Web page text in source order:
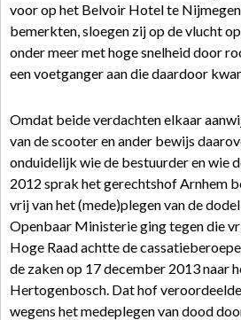
voor op het Belvoir Hotel te
bemerkten, sloegen zij op de vlucht
onder meer met hoge snelheid door
een voetganger aan die daardoor
Omdat beide verdachten elkaar
van de scooter en ander bewijs
onduidelijk wie de bestuurder en wie
2012 sprak het gerechtshof Arnhem
vrij van het (mede)plegen van de
Openbaar Ministerie ging tegen die
Hoge Raad achtte de
de zaken op 17 december 2013 naar
Hertogenbosch. Dat hof
wegens het medeplegen van dood